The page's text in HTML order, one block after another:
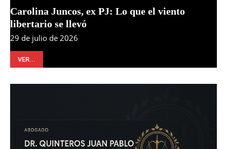
Carolina Juncos, ex PJ: Lo que el viento
libertario se llevó
29 de julio de 2026
VER...